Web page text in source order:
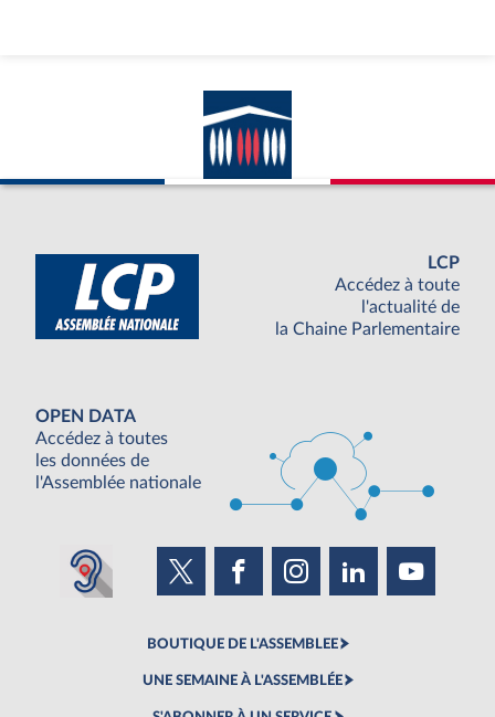
LCP
Accédez à toute
l'actualité de
la Chaine Parlementaire
OPEN DATA
Accédez à toutes
les données de
l'Assemblée nationale
BOUTIQUE DE L'ASSEMBLEE
UNE SEMAINE À L'ASSEMBLÉE